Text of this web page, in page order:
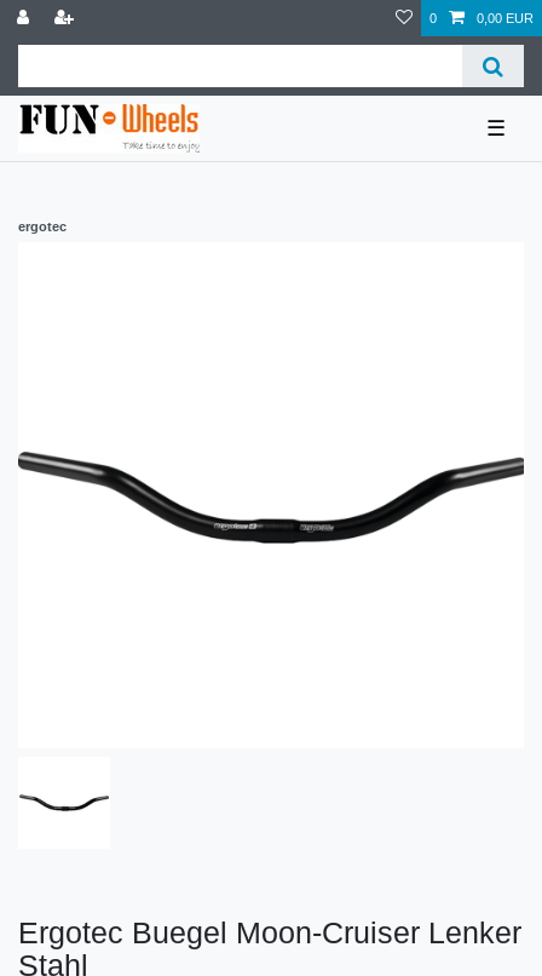
0 0,00 EUR
☰
ergotec
Ergotec Buegel Moon-Cruiser Lenker
Stahl